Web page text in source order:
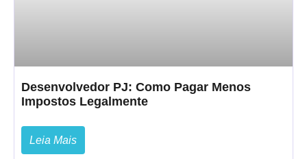
Desenvolvedor PJ: Como Pagar Menos
Impostos Legalmente
Leia Mais